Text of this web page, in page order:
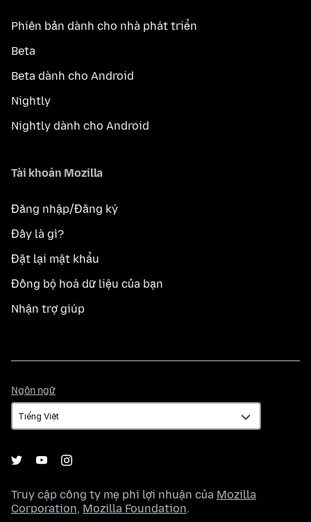
Phiên bản dành cho nhà phát triển
Beta
Beta dành cho Android
Nightly
Nightly dành cho Android
Tài khoản Mozilla
Đăng nhập/Đăng ký
Đây là gì?
Đặt lại mật khẩu
Đồng bộ hoá dữ liệu của bạn
Nhận trợ giúp
Ngôn ngữ
ngữ
Truy cập công ty mẹ phi lợi nhuận của Mozilla
Corporation, Mozilla Foundation.